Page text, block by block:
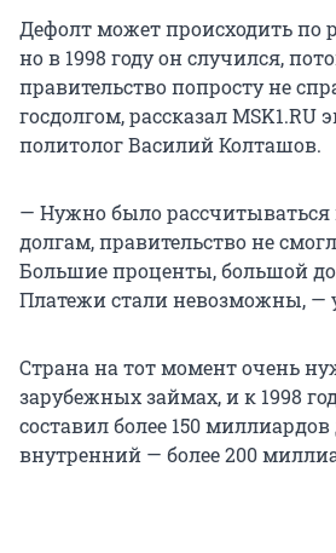
Дефолт может происходить
но в 1998 году он случился,
правительство попросту не
госдолгом, рассказал MSK1.RU
политолог Василий Колташов.
— Нужно было
долгам, правительство не
Большие проценты, большой
Платежи стали невозможны, —
Страна на тот момент очень
зарубежных займах, и к 1998
составил более 150 миллиардов
внутренний — более 200